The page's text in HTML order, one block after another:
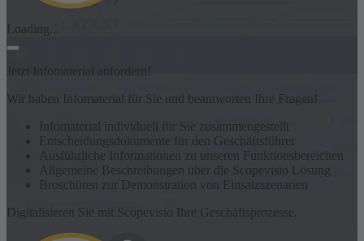
Loading...
Jetzt Infomaterial anfordern!
Wir haben Infomaterial für Sie und beantworten Ihre Fragen!
Infomaterial individuell für Sie zusammengestellt
Entscheidungsdokumente für den Geschäftsführer
Ausführliche Informationen zu unseren Funktionsbereichen
Allgemeine Beschreibungen über die Scopevisio Lösung
Broschüren zur Demonstration von Einsatzszenarien
Digitalisieren Sie mit Scopevisio Ihre Geschäftsprozesse.